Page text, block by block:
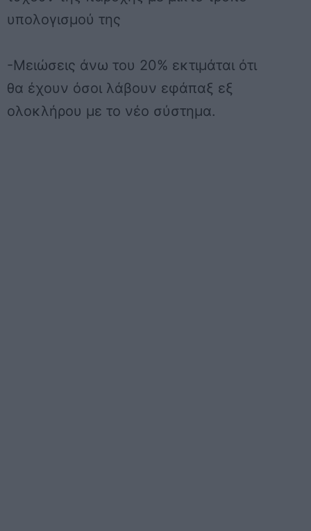
υπολογισμού της
-Μειώσεις άνω του 20% εκτιμάται ότι
θα έχουν όσοι λάβουν εφάπαξ εξ
ολοκλήρου με το νέο σύστημα.